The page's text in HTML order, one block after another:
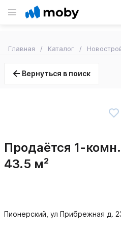
Главная Каталог
Вернуться в поиск
Продаётся 1-
43.5 м²
Пионерский, ул Прибрежная д.